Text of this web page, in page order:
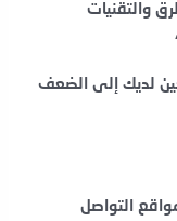
والتقنيات
لديك إلى الضعف
التواصل